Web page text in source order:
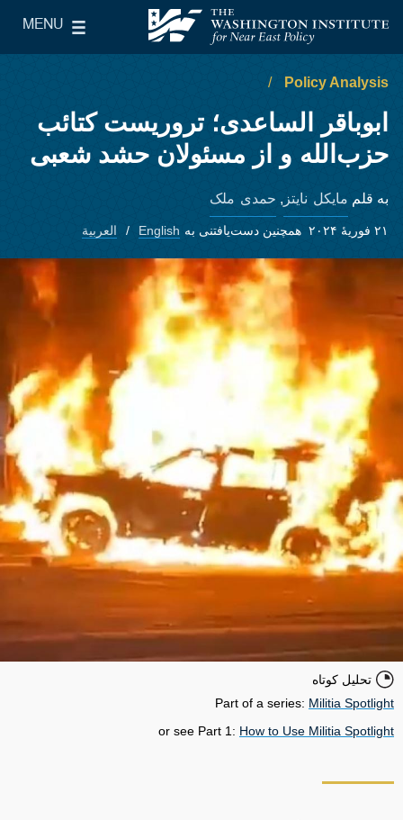
The Washington Institute for Near East Policy
MENU
Main Menu
Policy Analysis
ابوباقر الساعدی؛ تروریست کتائب
حزب‌الله و از مسئولان حشد شعبی
به قلم مایکل نایتز, حمدی ملک
۲۱ فوریهٔ ۲۰۲۴ همچنین دست‌یافتنی به English العربية
تحلیل کوتاه
Part of a series: Militia Spotlight
or see Part 1: How to Use Militia Spotlight